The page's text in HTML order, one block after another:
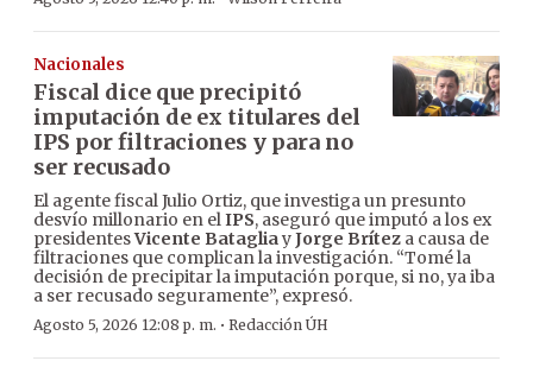
Nacionales
Fiscal dice que precipitó
imputación de ex titulares del
IPS por filtraciones y para no
ser recusado
El agente fiscal Julio Ortiz, que investiga un presunto
desvío millonario en elIPS, aseguró que imputó a los ex
presidentesVicente BatagliayJorge Brítez a causa de
filtraciones que complican la investigación. “Tomé la
decisión de precipitar la imputación porque, si no, ya iba
a ser recusado seguramente”, expresó.
Agosto 5, 2026 12:08 p. m. · Redacción ÚH